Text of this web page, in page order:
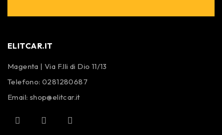
ELITCAR.IT
Magenta | Via F.lli di Dio 11/13
Telefono:0281280687
Email: shop@elitcar.it